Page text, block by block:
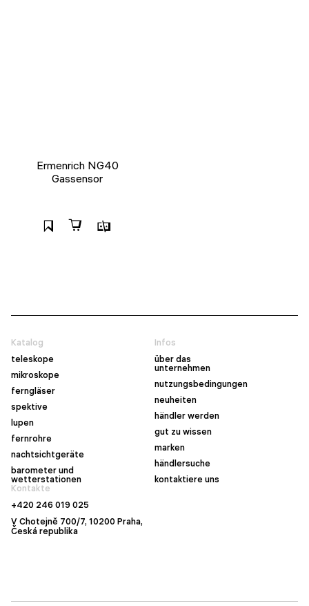
Ermenrich NG40
Gassensor
Katalog
teleskope
mikroskope
ferngläser
spektive
lupen
fernrohre
nachtsichtgeräte
barometer und
wetterstationen
Infos
über das
unternehmen
nutzungsbedingungen
neuheiten
händler werden
gut zu wissen
marken
händlersuche
kontaktiere uns
Kontakte
+420 246 019 025
V Chotejně 700/7, 10200 Praha,
Česká republika